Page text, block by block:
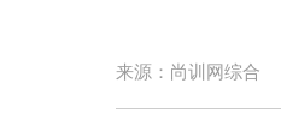
来源： 尚训网综合